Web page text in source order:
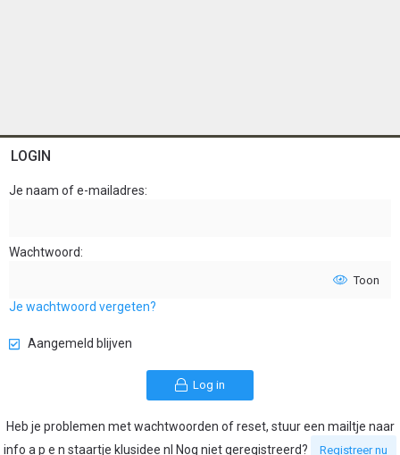
LOGIN
Je naam of e-mailadres
Wachtwoord
Toon
Je wachtwoord vergeten?
Aangemeld blijven
Log in
Heb je problemen met wachtwoorden of reset, stuur een mailtje naar
info a p e n staartje klusidee nl Nog niet geregistreerd?
Registreer nu